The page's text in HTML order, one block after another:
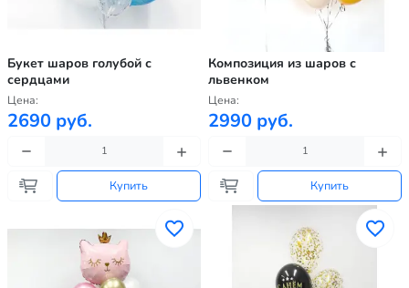
Букет шаров голубой с
сердцами
Цена:
2690 руб.
Купить
Композиция из шаров с
львенком
Цена:
2990 руб.
Купить